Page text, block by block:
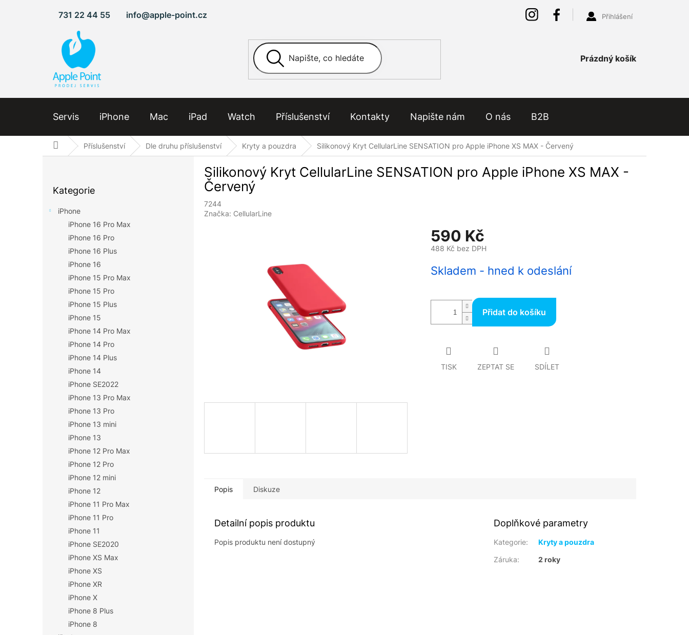
731 22 44 55 info@apple-point.cz Přihlášení
Nákupní
košík
Prázdný košík
Servis iPhone Mac iPad Watch Příslušenství Kontakty Napište nám O nás B2B
Domů Příslušenství Dle druhu příslušenství Kryty a pouzdra Silikonový Kryt CellularLine SENSATION pro Apple iPhone XS MAX - Červený
kategorie
Kategorie
iPhone
iPhone 16 Pro Max
iPhone 16 Pro
iPhone 16 Plus
iPhone 16
iPhone 15 Pro Max
iPhone 15 Pro
iPhone 15 Plus
iPhone 15
iPhone 14 Pro Max
iPhone 14 Pro
iPhone 14 Plus
iPhone 14
iPhone SE2022
iPhone 13 Pro Max
iPhone 13 Pro
iPhone 13 mini
iPhone 13
iPhone 12 Pro Max
iPhone 12 Pro
iPhone 12 mini
iPhone 12
iPhone 11 Pro Max
iPhone 11 Pro
iPhone 11
iPhone SE2020
iPhone XS Max
iPhone XS
iPhone XR
iPhone X
iPhone 8 Plus
iPhone 8
Silikonový Kryt CellularLine SENSATION pro Apple iPhone XS MAX -
Červený
7244
Značka: CellularLine
590 Kč
488 Kč bez DPH
cena:
Skladem - hned k odeslání
Přidat do košíku
TISK ZEPTAT SE SDÍLET
Popis Diskuze
Detailní popis produktu
Popis produktu není dostupný
Doplňkové parametry
Kategorie:
Kryty a pouzdra
Záruka: 2 roky